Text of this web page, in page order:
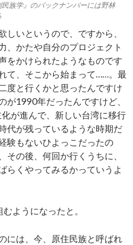
族学』のバックナンバーには野林
いというので、ですから、
、かたや自分のプロジェクト
をかけられたようなものです
て、そこから始まって……。最
度と行くかと思ったんですけ
が1990年だったんですけど、
が進んで、新しい台湾に移行
代が残っているような時期だ
験もないひよっこだったの
その後、何回か行くうちに、
らくやってみるかっていうよ
ようになったと。
には、今、原住民族と呼ばれ